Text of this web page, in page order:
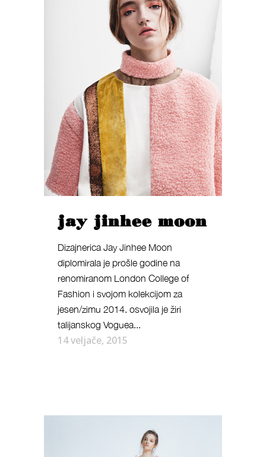
jay jinhee moon
Dizajnerica Jay Jinhee Moon
diplomirala je prošle godine na
renomiranom London College of
Fashion i svojom kolekcijom za
jesen/zimu 2014. osvojila je žiri
talijanskog Voguea...
14 veljače, 2015